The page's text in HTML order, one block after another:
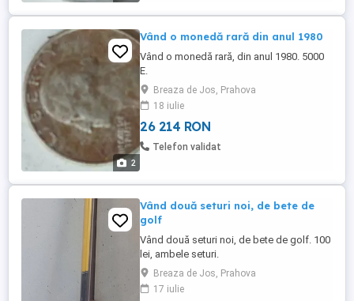
2
Vând o monedă rară din anul 1980
Vând o monedă rară, din anul 1980. 5000
E.
Breaza de Jos, Prahova
18 iulie
26 214 RON
Telefon validat
Vând două seturi noi, de bete de
golf
Vând două seturi noi, de bete de golf. 100
lei, ambele seturi.
Breaza de Jos, Prahova
17 iulie